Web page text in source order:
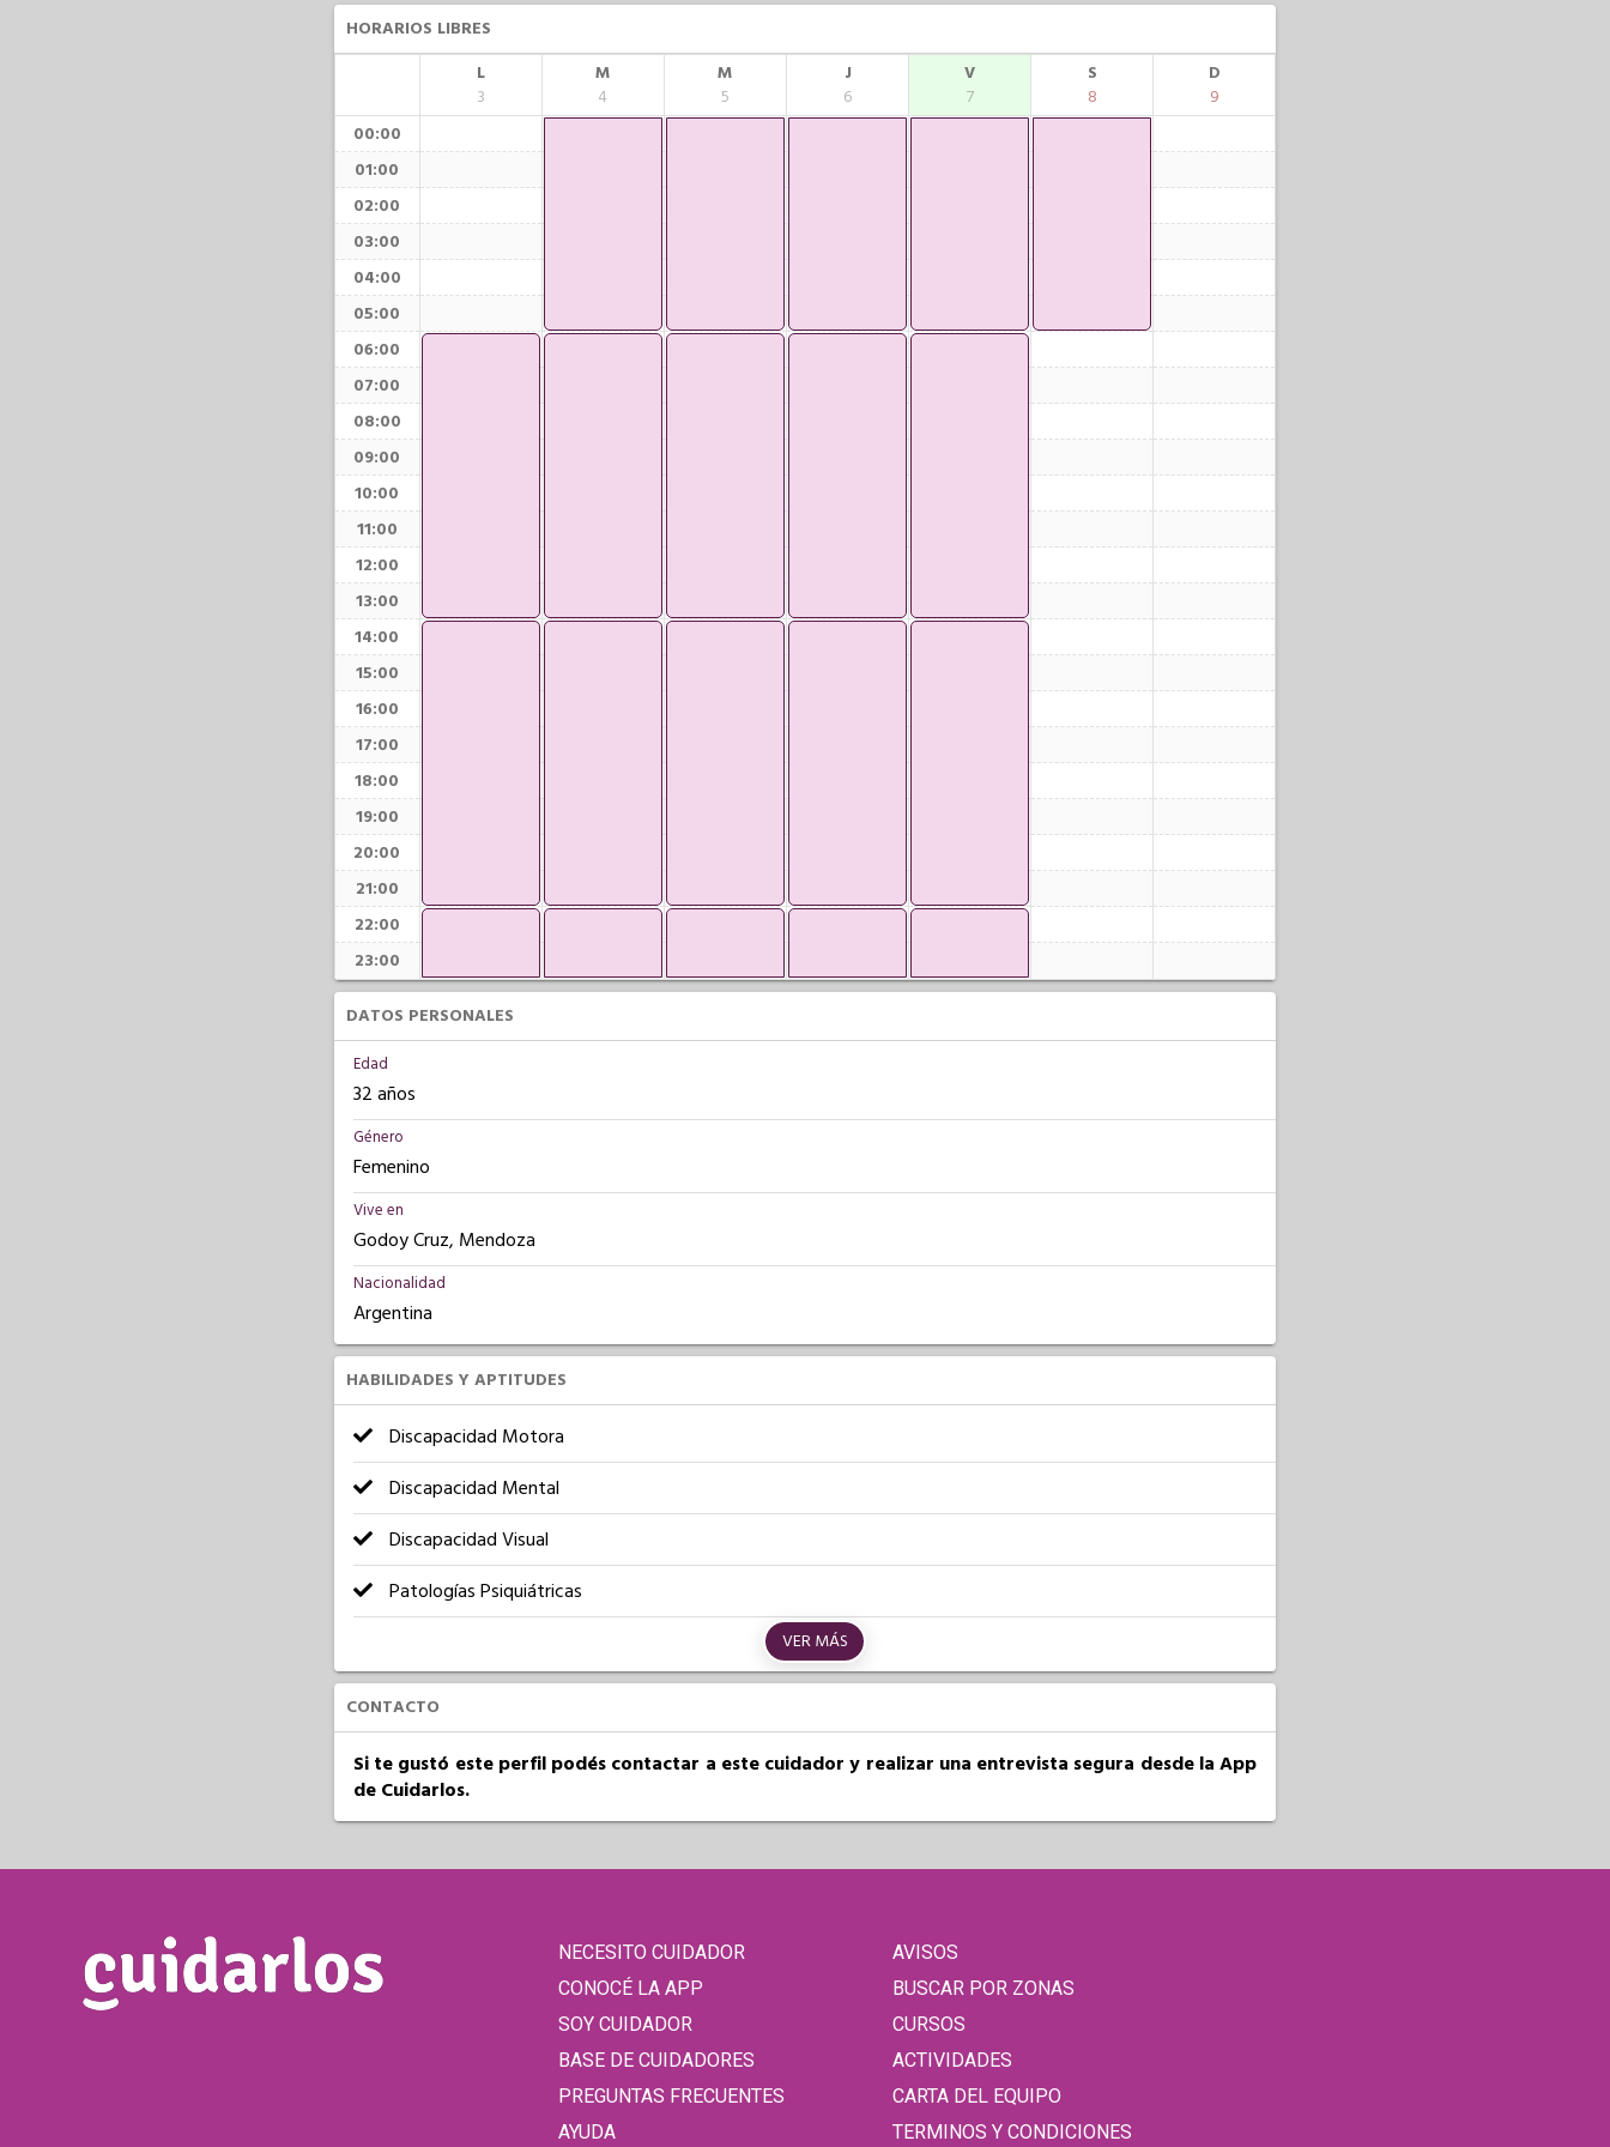
HORARIOS LIBRES
L
3
M
4
M
5
J
6
V
7
S
8
D
9
00:00
01:00
02:00
03:00
04:00
05:00
06:00
07:00
08:00
09:00
10:00
11:00
12:00
13:00
14:00
15:00
16:00
17:00
18:00
19:00
20:00
21:00
22:00
23:00
DATOS PERSONALES
Edad
32 años
Género
Femenino
Vive en
Godoy Cruz, Mendoza
Nacionalidad
Argentina
HABILIDADES Y APTITUDES
Discapacidad Motora
Discapacidad Mental
Discapacidad Visual
Patologías Psiquiátricas
VER MÁS
CONTACTO
Si te gustó este perfil podés contactar a este cuidador y realizar una entrevista segura desde la App
de Cuidarlos.
NECESITO CUIDADOR
CONOCÉ LA APP
SOY CUIDADOR
BASE DE CUIDADORES
PREGUNTAS FRECUENTES
AYUDA
AVISOS
BUSCAR POR ZONAS
CURSOS
ACTIVIDADES
CARTA DEL EQUIPO
TERMINOS Y CONDICIONES